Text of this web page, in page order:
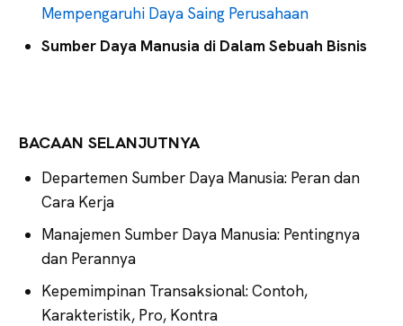
Mempengaruhi Daya Saing Perusahaan
Sumber Daya Manusia di Dalam Sebuah Bisnis
BACAAN SELANJUTNYA
Departemen Sumber Daya Manusia: Peran dan
Cara Kerja
Manajemen Sumber Daya Manusia: Pentingnya
dan Perannya
Kepemimpinan Transaksional: Contoh,
Karakteristik, Pro, Kontra